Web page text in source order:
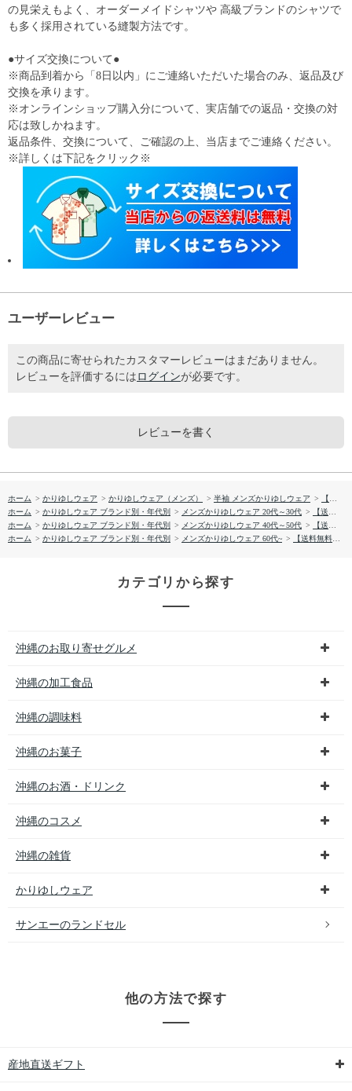
の見栄えもよく、オーダーメイドシャツや 高級ブランドのシャツで
も多く採用されている縫製方法です。
●サイズ交換について●
※商品到着から「8日以内」にご連絡いただいた場合のみ、返品及び
交換を承ります。
※オンラインショップ購入分について、実店舗での返品・交換の対
応は致しかねます。
返品条件、交換について、ご確認の上、当店までご連絡ください。
※詳しくは下記をクリック※
ユーザーレビュー
この商品に寄せられたカスタマーレビューはまだありません。
レビューを評価するには ログインが必要です。
レビューを書く
ホーム > かりゆしウェア > かりゆしウェア（メンズ） > 半袖 メンズかりゆしウェア >
【送料無料】フィッシュドロップス柄 かりゆしウェア GEM19013S
ホーム > かりゆしウェア ブランド別・年代別 > メンズかりゆしウェア 20代～30代 >
【送料無料】フィッシュドロップス柄 かりゆしウェア GEM19013S
ホーム > かりゆしウェア ブランド別・年代別 > メンズかりゆしウェア 40代～50代 >
【送料無料】フィッシュドロップス柄 かりゆしウェア GEM19013S
ホーム > かりゆしウェア ブランド別・年代別 > メンズかりゆしウェア 60代~ > 【送料無料】フィッシュドロップス柄 かりゆしウェア GEM19013S
カテゴリから探す
沖縄のお取り寄せグルメ
沖縄の加工食品
沖縄の調味料
沖縄のお菓子
沖縄のお酒・ドリンク
沖縄のコスメ
沖縄の雑貨
かりゆしウェア
サンエーのランドセル
他の方法で探す
産地直送ギフト